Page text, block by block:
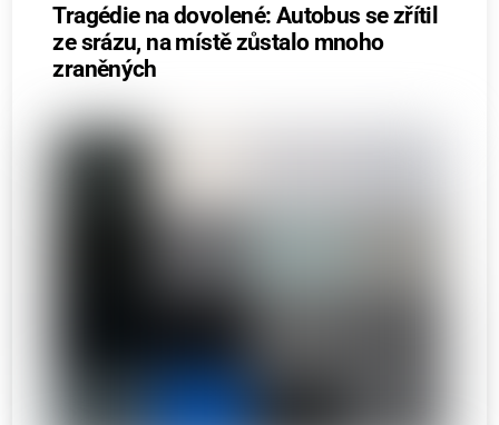
Tragédie na dovolené: Autobus se zřítil
ze srázu, na místě zůstalo mnoho
zraněných